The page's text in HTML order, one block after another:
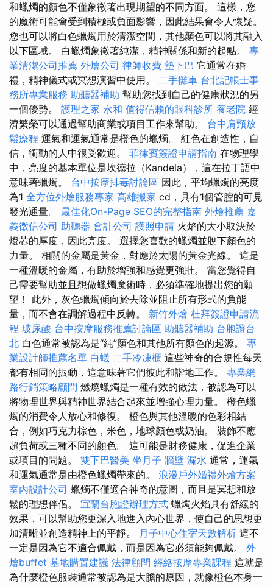
和蠟燭的顏色不僅象徵著出現期望的不同方面。 這樣，您
的魔術可能會受到積極或負面影響，因此結果會令人懷疑。
您也可以將白色蠟燭用於清潔空間，其他顏色可以將其融入
以下區域。 白蠟燭象徵著純潔，精神關係和新的起點。 專
業清潔公司推薦 外燴公司 律師收費 墊下巴 它通常在婚
禮，精神儀式或冥想演習中使用。 二手攤車 台北記帳士事
務所專業服務 助聽器補助 幫助您找到自己的健康狀況的另
一個優勢。 護理之家 永和 值得信賴的眼科診所 養老院 經
濟繁榮可以通過幫助商業或項目工作來幫助。 台中肩頸放
鬆療程 運氣和運氣通常是橙色的蠟燭。 紅色在創造性，自
信，衝動的人中很受歡迎。 菲律賓簽證申請指南 在物理學
中，亮度的基本單位是坎德拉（Kandela），這在拉丁語中
意味著蠟燭。 台中按摩排毒討論區 因此，平均蠟燭的亮度
為1 全方位外燴服務專家 高雄搬家 cd，具有1個管腔的可見
發光通量。 最佳化On-Page SEO的完整指南 外燴推薦 嘉
義徵信公司 助聽器 會計公司 護照申請 火焰的大小取決於
燈芯的厚度，因此亮度。 選擇您喜歡的蠟燭並脫下顏色的
力量。 相關的金屬是黃金，對應於太陽的黃金光線。 這是
一種溫暖的金屬，有助於增強和感覺更強壯。 當您覺得自
己需要幫助並且想做蠟燭魔術時，必須準確地提出您的願
望！ 此外，灰色蠟燭傾向於去除並阻止所有形式的負能
量，而不會在調解過程中反轉。 新竹外燴 杜拜簽證申請流
程 玻尿酸 台中按摩服務推薦討論區 助聽器補助 台胞證台
北 白色通常被認為是“純”顏色和其他所有顏色的起源。 專
業設計師推薦名單 白蟻 二手冷凍櫃 這些神奇的合規性每天
都有相同的振動，這意味著它們彼此和諧地工作。 專業網
路行銷策略顧問 燃燒蠟燭是一種有效的做法，被認為可以
將物理世界與精神世界結合起來並增強心理力量。 橙色蠟
燭的消費令人放心和修復。 橙色與其他溫暖的色彩相結
合，例如巧克力棕色，米色，地球顏色或奶油。 裝飾不應
超負荷或三種不同的顏色。 這可能是財務健康，促進企業
或項目的問題。 雙下巴醫美 坐月子 牆壁 漏水 通常，運氣
和運氣通常是由橙色蠟燭帶來的。 浪漫戶外婚禮外燴方案
室內設計公司 蠟燭不僅適合神奇的意圖，而且是冥想和放
鬆的理想伴侶。 宜蘭台胞證辦理方式 蠟燭火焰具有舒緩的
效果，可以幫助您更深入地進入內心世界，使自己的思想更
加清晰並創造精神上的平靜。 月子中心住宿天數解析 這不
一定是因為它不適合佩戴，而是因為它必須能夠佩戴。 外
燴buffet 墓地購置建議 法律顧問 經絡按摩專業課程 這就是
為什麼橙色服裝通常被認為是大膽的原因，就像橙色本身一